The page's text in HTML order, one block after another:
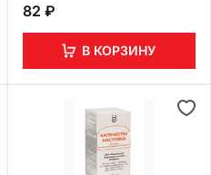
82 ₽
В КОРЗИНУ